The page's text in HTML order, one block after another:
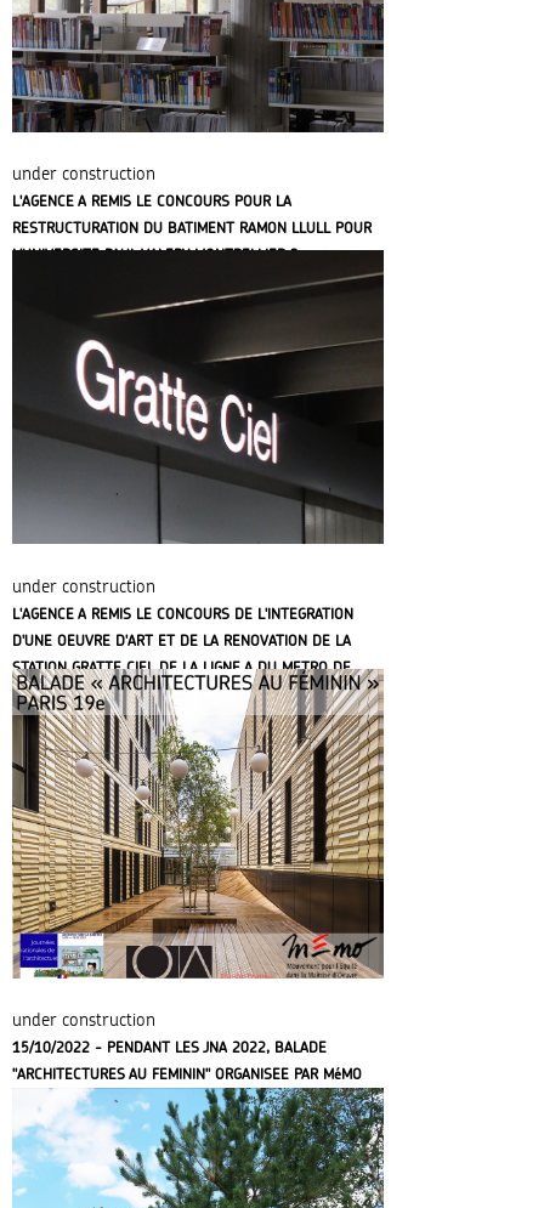
under construction
L'AGENCE A REMIS LE CONCOURS POUR LA
RESTRUCTURATION DU BATIMENT RAMON LLULL POUR
L'UNIVERSITE PAUL VALERY MONTPELLIER 3
under construction
L'AGENCE A REMIS LE CONCOURS DE L'INTEGRATION
D'UNE OEUVRE D'ART ET DE LA RENOVATION DE LA
STATION GRATTE CIEL DE LA LIGNE A DU METRO DE
LYON
under construction
15/10/2022 - PENDANT LES JNA 2022, BALADE
"ARCHITECTURES AU FEMININ" ORGANISEE PAR MéMO